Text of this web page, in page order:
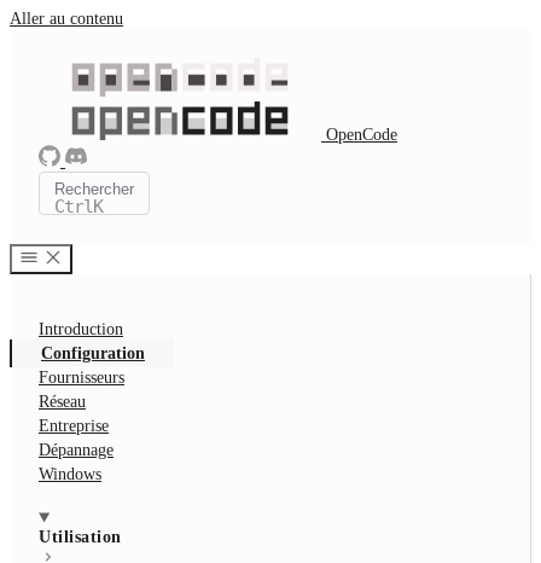
Aller au contenu
OpenCode
Rechercher
CtrlK
Introduction
Configuration
Fournisseurs
Réseau
Entreprise
Dépannage
Windows
Utilisation